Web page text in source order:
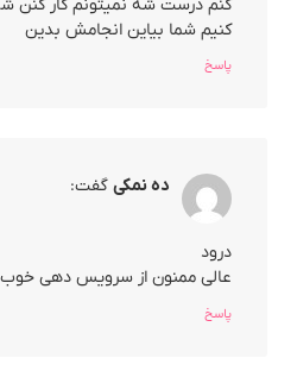
کنم درست شه نمیتونم کار کنن
کنیم شما بیاین انجامش بدین
پاسخ
ده نمکی گفت:
درود
عالی ممنون از سرویس دهی خوب
پاسخ